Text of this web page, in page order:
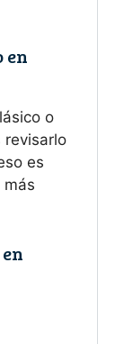
en
o
revisarlo
es
más